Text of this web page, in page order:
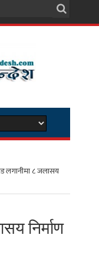
लगानीमा ८ जलासय
निर्माण